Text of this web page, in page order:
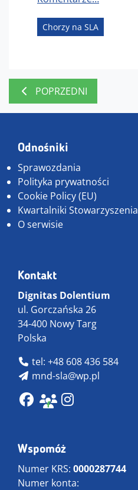
Chorzy na SLA
POPRZEDNI
Odnośniki
Sprawozdania
Polityka prywatności
Cookie Policy (EU)
Kwartalniki Stowarzyszenia
O serwisie
Kontakt
Dignitas Dolentium
ul. Gorczańska 26
34-400 Nowy Targ
Polska
tel: +48 608 436 584
mnd-sla@wp.pl
Wspomóż
Numer KRS: 0000287744
Numer konta: